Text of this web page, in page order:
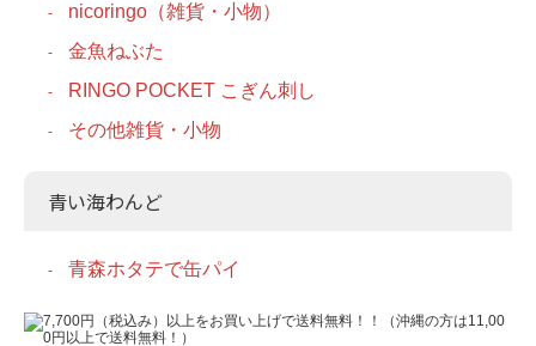
nicoringo（雑貨・小物）
金魚ねぶた
RINGO POCKET こぎん刺し
その他雑貨・小物
青い海わんど
青森ホタテで缶パイ